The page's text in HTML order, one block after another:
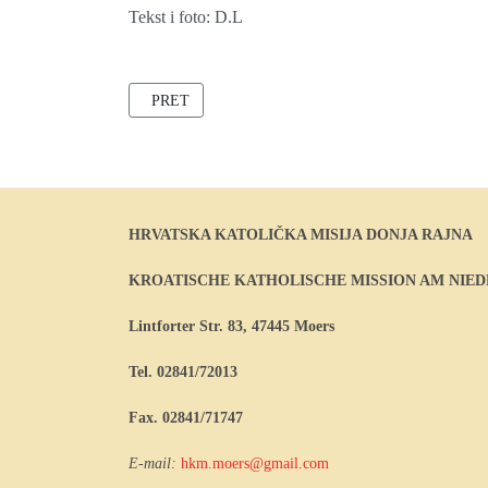
Tekst i foto: D.L
PRETHODNI ČLANAK: HODOČAŠĆE DJEVICI
PRET
HRVATSKA KATOLIČKA MISIJA DONJA RAJNA
KROATISCHE KATHOLISCHE MISSION AM
Lintforter Str. 83, 47445 Moers
Tel. 02841/72013
Fax. 02841/71747
E-mail: hkm.moers@gmail.com